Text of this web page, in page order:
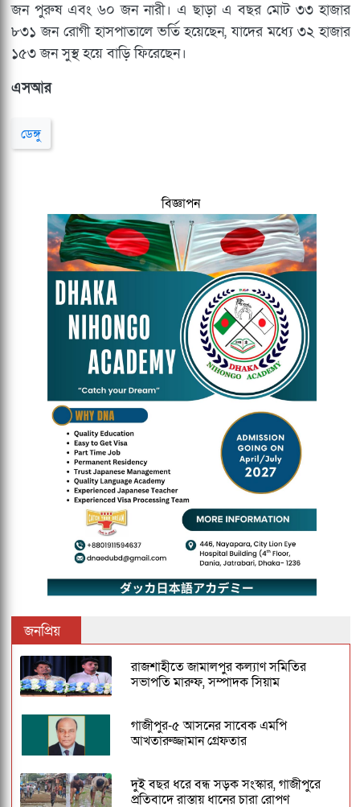
জন পুরুষ এবং ৬০ জন নারী। এ ছাড়া এ বছর মোট ৩৩ হাজার
৮৩১ জন রোগী হাসপাতালে ভর্তি হয়েছেন, যাদের মধ্যে ৩২ হাজার
১৫৩ জন সুস্থ হয়ে বাড়ি ফিরেছেন।
এসআর
ডেঙ্গু
বিজ্ঞাপন
জনপ্রিয়
রাজশাহীতে জামালপুর কল্যাণ সমিতির
সভাপতি মারুফ, সম্পাদক সিয়াম
গাজীপুর-৫ আসনের সাবেক এমপি
আখতারুজ্জামান গ্রেফতার
দুই বছর ধরে বন্ধ সড়ক সংস্কার, গাজীপুরে
প্রতিবাদে রাস্তায় ধানের চারা রোপণ